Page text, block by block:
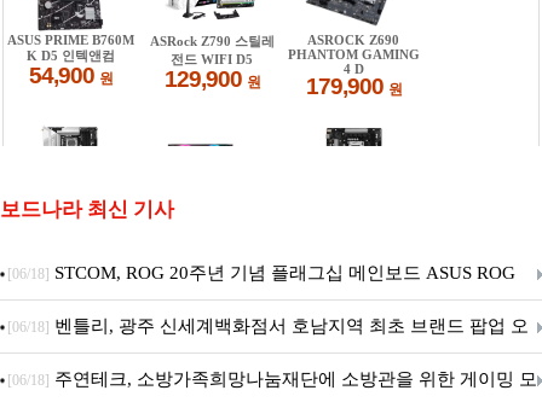
보드나라 최신 기사
[06/18] STCOM, ROG 20주년 기념 플래그십 메인보드 ASUS ROG
Crosshair X870E EDITION 20 국내 출시 예정
[06/18] 벤틀리, 광주 신세계백화점서 호남지역 최초 브랜드 팝업 오
픈
[06/18] 주연테크, 소방가족희망나눔재단에 소방관을 위한 게이밍 모